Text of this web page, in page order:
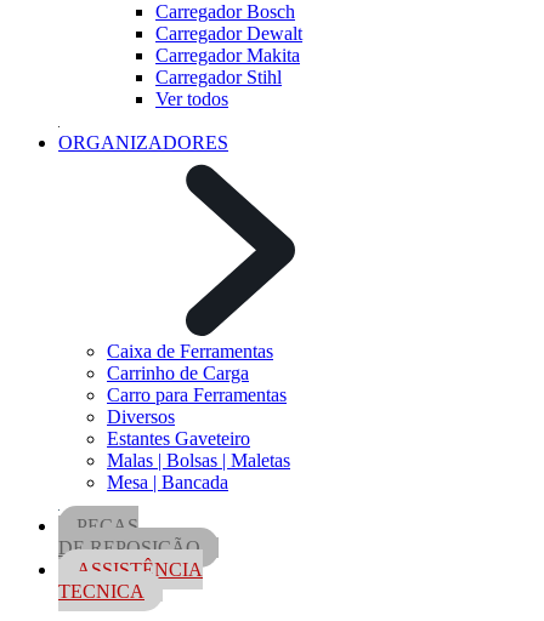
Carregador Bosch
Carregador Dewalt
Carregador Makita
Carregador Stihl
Ver todos
ORGANIZADORES
Caixa de Ferramentas
Carrinho de Carga
Carro para Ferramentas
Diversos
Estantes Gaveteiro
Malas | Bolsas | Maletas
Mesa | Bancada
PEÇAS
DE REPOSIÇÃO
ASSISTÊNCIA
TECNICA